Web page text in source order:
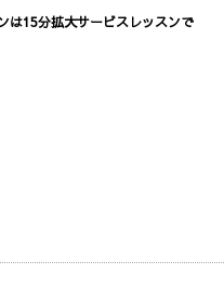
は15分拡大サービスレッスンで